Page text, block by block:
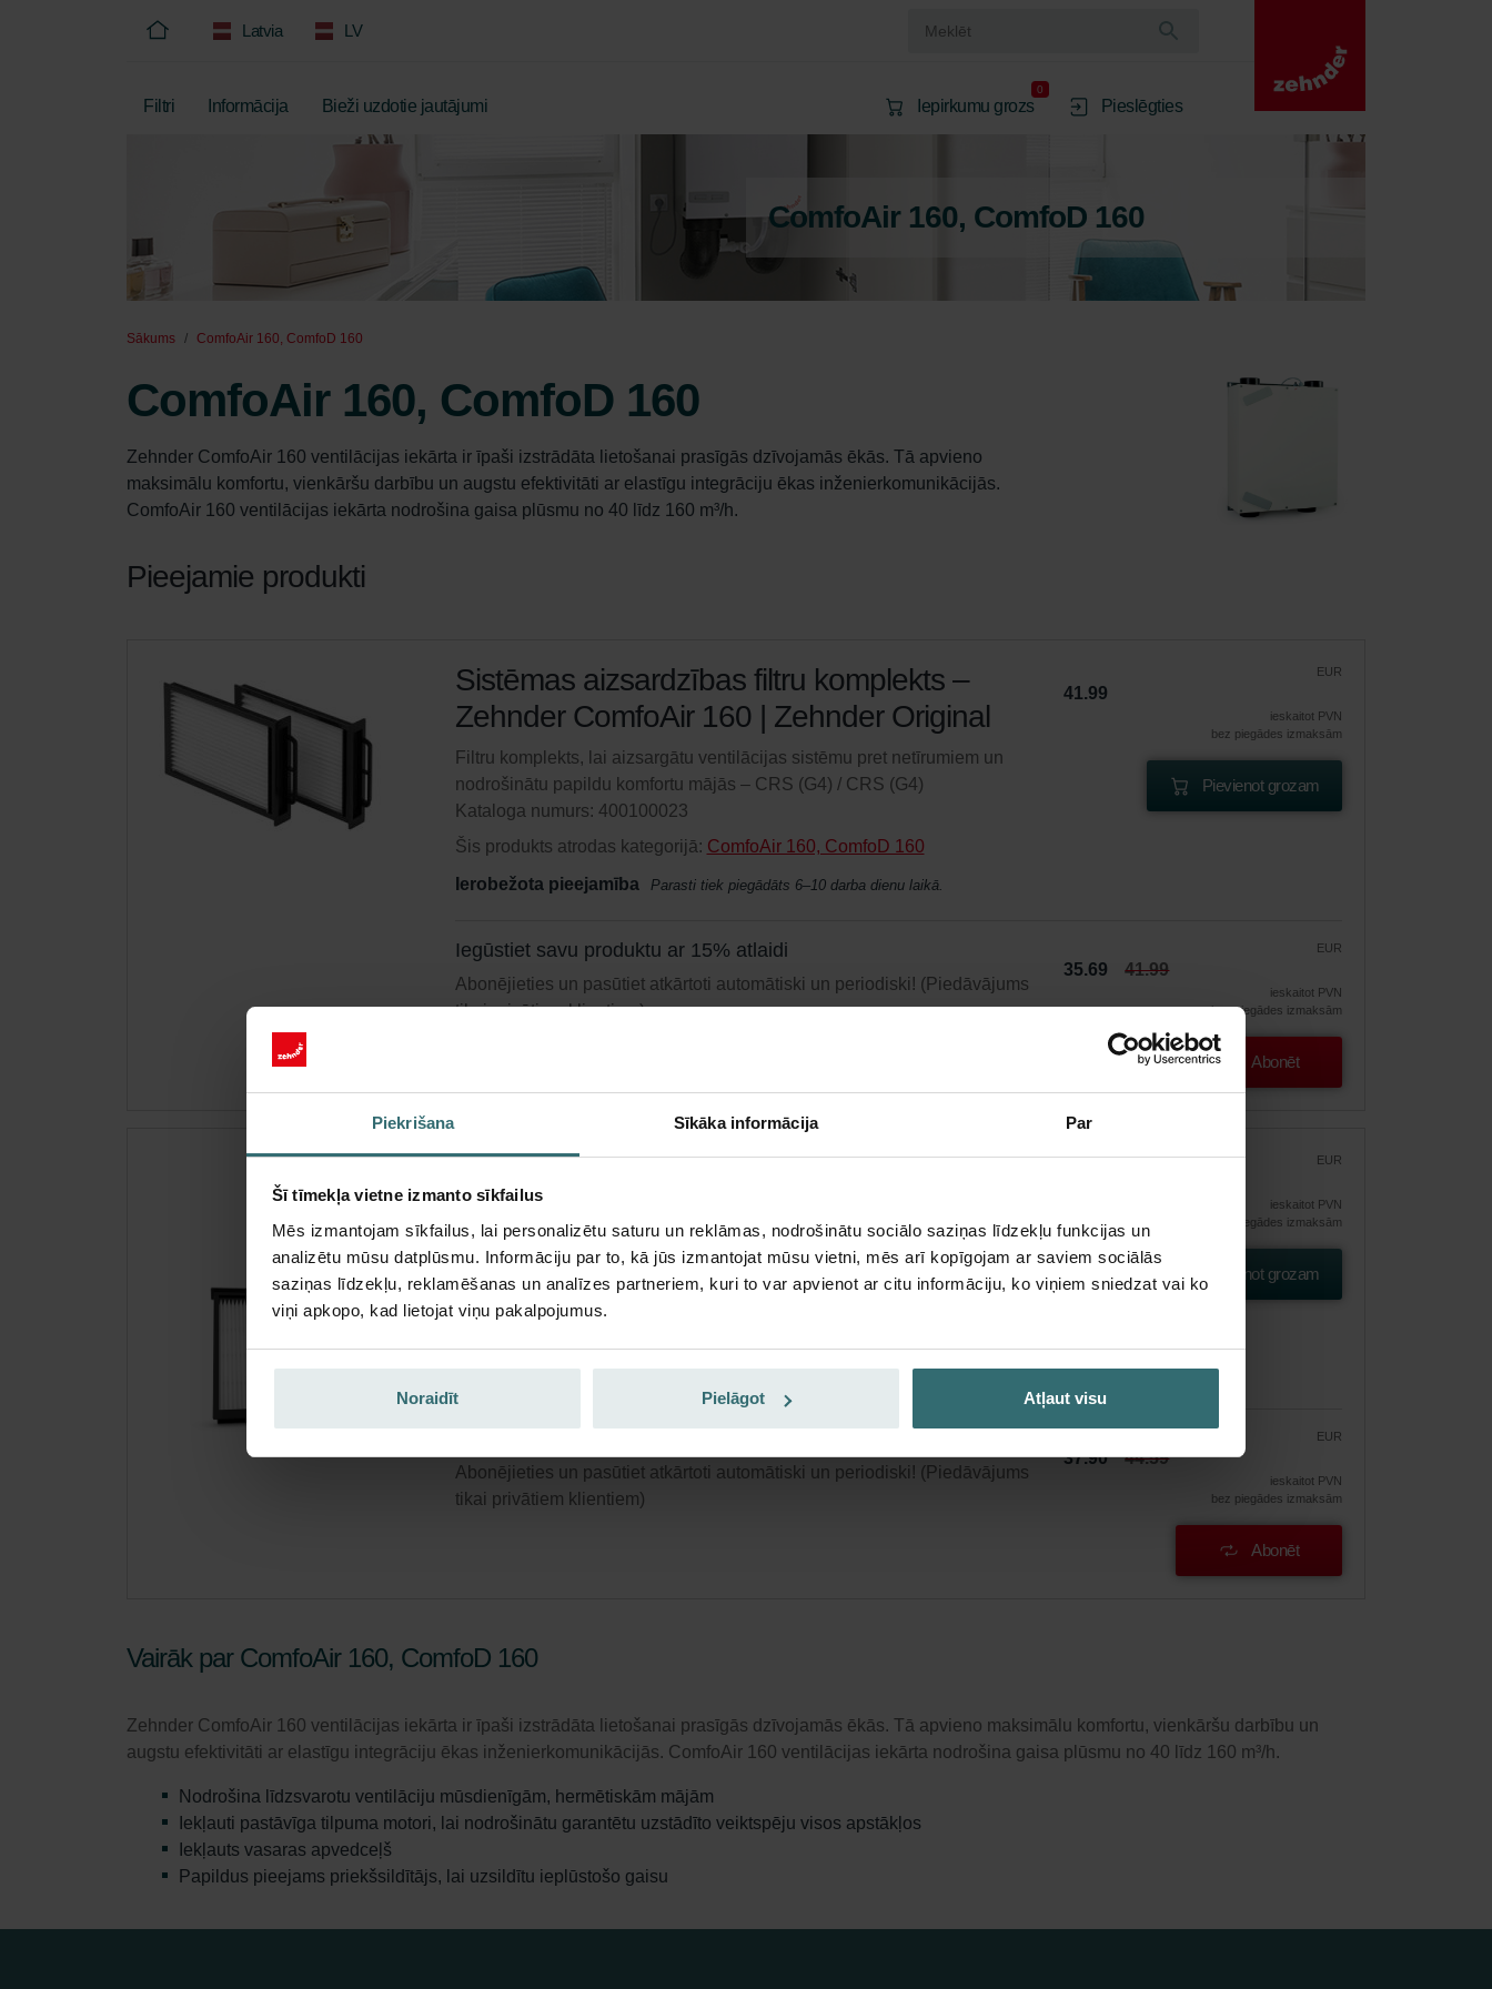
Piekrišana Sīkāka informācija Par
Šī tīmekļa vietne izmanto sīkfailus
Mēs izmantojam sīkfailus, lai personalizētu saturu un reklāmas, nodrošinātu sociālo saziņas līdzekļu funkcijas un
analizētu mūsu datplūsmu. Informāciju par to, kā jūs izmantojat mūsu vietni, mēs arī kopīgojam ar saviem sociālās
saziņas līdzekļu, reklamēšanas un analīzes partneriem, kuri to var apvienot ar citu informāciju, ko viņiem sniedzat vai ko
viņi apkopo, kad lietojat viņu pakalpojumus.
Noraidīt Pielāgot Atļaut visu
Latvia LV
Filtri Informācija Bieži uzdotie jautājumi Iepirkumu grozs
0
Pieslēgties
ComfoAir 160, ComfoD 160
Sākums ComfoAir 160, ComfoD 160
ComfoAir 160, ComfoD 160
Zehnder ComfoAir 160 ventilācijas iekārta ir īpaši izstrādāta lietošanai prasīgās dzīvojamās ēkās. Tā apvieno
maksimālu komfortu, vienkāršu darbību un augstu efektivitāti ar elastīgu integrāciju ēkas inženierkomunikācijās.
ComfoAir 160 ventilācijas iekārta nodrošina gaisa plūsmu no 40 līdz 160 m³/h.
Pieejamie produkti
Sistēmas aizsardzības filtru komplekts –
Zehnder ComfoAir 160 | Zehnder Original
Filtru komplekts, lai aizsargātu ventilācijas sistēmu pret netīrumiem un
nodrošinātu papildu komfortu mājās – CRS (G4) / CRS (G4)
Kataloga numurs: 400100023
Šis produkts atrodas kategorijā: ComfoAir 160, ComfoD 160
Ierobežota pieejamība
Parasti tiek piegādāts 6–10 darba dienu laikā.
EUR
41.99
ieskaitot PVN
bez piegādes izmaksām
Pievienot grozam
Iegūstiet savu produktu ar 15% atlaidi
Abonējieties un pasūtiet atkārtoti automātiski un periodiski! (Piedāvājums
tikai privātiem klientiem)
EUR
35.69 41.99
ieskaitot PVN
bez piegādes izmaksām
Abonēt
Higiēnas filtru komplekts – Zehnder ComfoAir
160 | Zehnder Original
Filtru komplekts, lai uzturētu tīru gaisu telpās un aizsargātu ventilācijas
sistēmu pret piesārņojumu – ePM1 (F7) / CRS (G4)
Kataloga numurs: 400100024
Ierobežota pieejamība
Parasti tiek piegādāts 6–10 darba dienu laikā.
EUR
ieskaitot PVN
bez piegādes izmaksām
Pievienot grozam
Abonējieties un pasūtiet atkārtoti automātiski un periodiski! (Piedāvājums
tikai privātiem klientiem)
EUR
37.90 44.59
ieskaitot PVN
bez piegādes izmaksām
Abonēt
Vairāk par ComfoAir 160, ComfoD 160
Zehnder ComfoAir 160 ventilācijas iekārta ir īpaši izstrādāta lietošanai prasīgās dzīvojamās ēkās. Tā apvieno maksimālu komfortu, vienkāršu darbību un
augstu efektivitāti ar elastīgu integrāciju ēkas inženierkomunikācijās. ComfoAir 160 ventilācijas iekārta nodrošina gaisa plūsmu no 40 līdz 160 m³/h.
Nodrošina līdzsvarotu ventilāciju mūsdienīgām, hermētiskām mājām
Iekļauti pastāvīga tilpuma motori, lai nodrošinātu garantētu uzstādīto veiktspēju visos apstākļos
Iekļauts vasaras apvedceļš
Papildus pieejams priekšsildītājs, lai uzsildītu ieplūstošo gaisu